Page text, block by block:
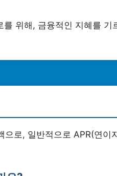
위해, 금융적인 지혜를 기
로, 일반적으로 APR(연이